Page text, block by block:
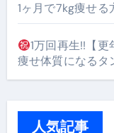
1ヶ月で7kg痩せ
1万回再生!!【
痩せ体質になるタ
人気記事